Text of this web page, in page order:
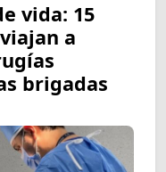
vida: 15
a
brigadas